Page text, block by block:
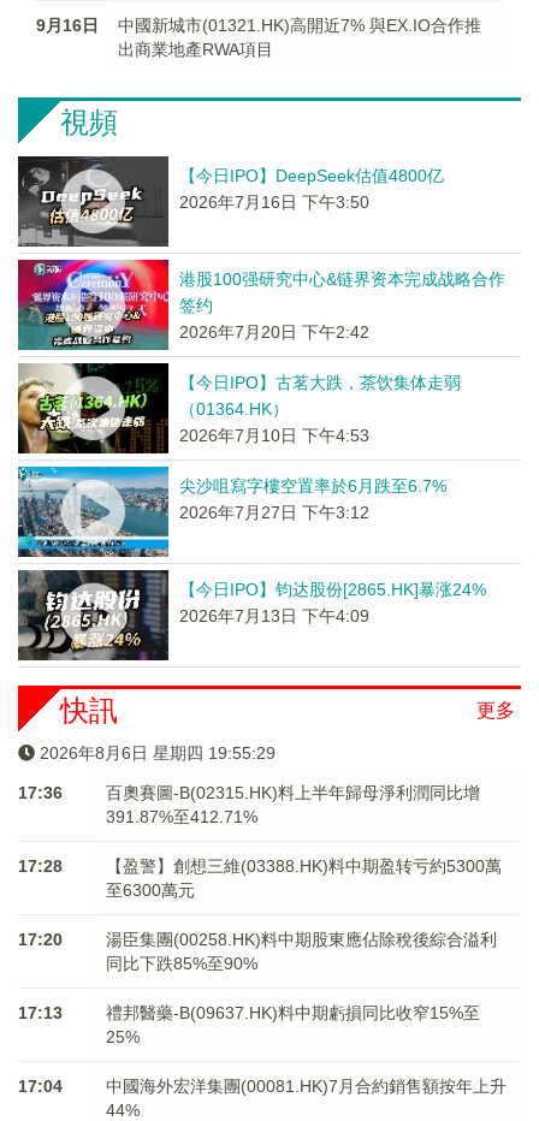
9月16日
中國新城市(01321.HK)高開近7% 與EX.IO合作推
出商業地產RWA項目
視頻
【今日IPO】DeepSeek估值4800亿
2026年7月16日 下午3:50
港股100强研究中心&链界资本完成战略合作
签约
2026年7月20日 下午2:42
【今日IPO】古茗大跌，茶饮集体走弱
（01364.HK）
2026年7月10日 下午4:53
尖沙咀寫字樓空置率於6月跌至6.7%
2026年7月27日 下午3:12
【今日IPO】钧达股份[2865.HK]暴涨24%
2026年7月13日 下午4:09
更多
快訊
2026年8月6日 星期四 19:55:30
17:36
百奧賽圖-B(02315.HK)料上半年歸母淨利潤同比增
391.87%至412.71%
17:28
【盈警】創想三維(03388.HK)料中期盈转亏約5300萬
至6300萬元
17:20
湯臣集團(00258.HK)料中期股東應佔除稅後綜合溢利
同比下跌85%至90%
17:13
禮邦醫藥-B(09637.HK)料中期虧損同比收窄15%至
25%
17:04
中國海外宏洋集團(00081.HK)7月合約銷售額按年上升
44%